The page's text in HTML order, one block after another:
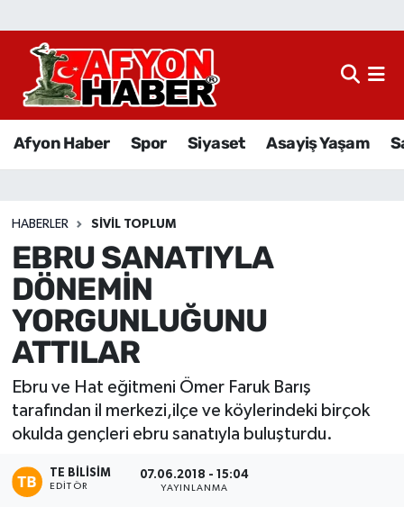
Afyon Haber Spor Siyaset Asayiş Yaşam
HABERLER SIVIL TOPLUM
EBRU SANATIYLA
DÖNEMİN
YORGUNLUĞUNU
ATTILAR
Ebru ve Hat eğitmeni Ömer Faruk Barış
tarafından il merkezi,ilçe ve köylerindeki birçok
okulda gençleri ebru sanatıyla buluşturdu.
TE BILISIM
EDITÖR
07.06.2018 - 15:04
YAYINLANMA
Afyon Haber
Sağlık
Eğitim
Sivil Toplum
Ekonomi
Magazin
Etkinlikler